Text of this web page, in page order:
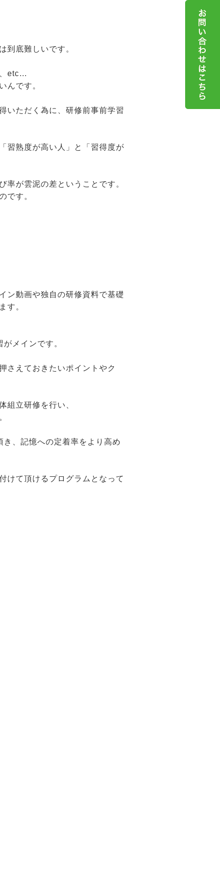
到底難しいです。
etc…
んです。
いただく為に、研修前事前学習
習熟度が高い人」と「習得度が
率が雲泥の差ということです。
です。
ン動画や独自の研修資料で基礎
す。
メインです。
さえておきたいポイントやク
組立研修を行い、
、記憶への定着率をより高め
けて頂けるプログラムとなって